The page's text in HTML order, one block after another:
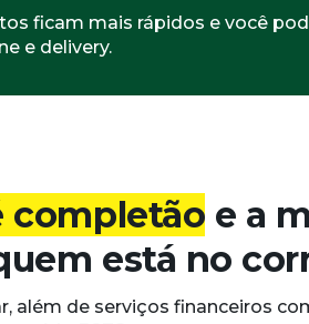
ficam mais rápidos e você
e delivery.
completão e a
está no
além de serviços financeiros